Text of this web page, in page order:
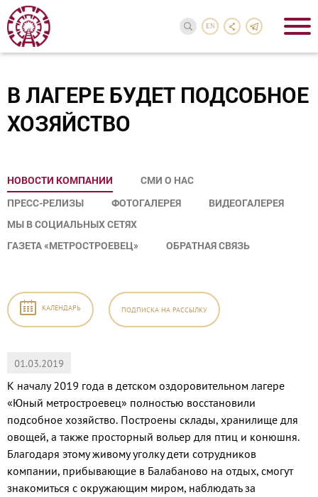
EN
В ЛАГЕРЕ БУДЕТ ПОДСОБНОЕ
ХОЗЯЙСТВО
НОВОСТИ КОМПАНИИ
СМИ О НАС
ПРЕСС-РЕЛИЗЫ
ФОТОГАЛЕРЕЯ
ВИДЕОГАЛЕРЕЯ
МЫ В СОЦИАЛЬНЫХ СЕТЯХ
ГАЗЕТА «МЕТРОСТРОЕВЕЦ»
ОБРАТНАЯ СВЯЗЬ
КАЛЕНДАРЬ ПОДПИСКА НА РАССЫЛКУ
01.03.2019
К началу 2019 года в детском оздоровительном лагере
«Юный метростроевец» полностью восстановили
подсобное хозяйство. Построены склады, хранилище для
овощей, а также просторный вольер для птиц и конюшня.
Благодаря этому живому уголку дети сотрудников
компании, прибывающие в Балабаново на отдых, смогут
знакомиться с окружающим миром, наблюдать за